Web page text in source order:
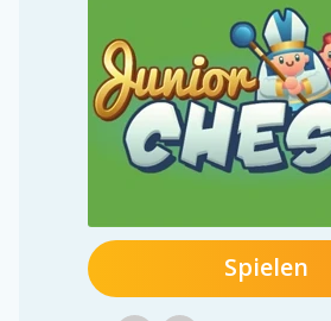
Spielen